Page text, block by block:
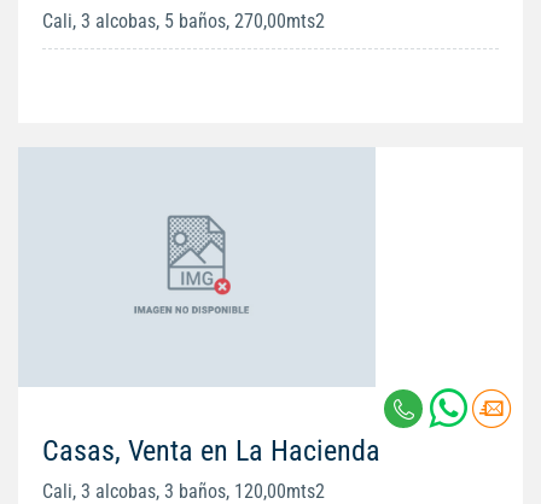
Cali, 3 alcobas, 5 baños, 270,00mts2
Casas, Venta en La Hacienda
Cali, 3 alcobas, 3 baños, 120,00mts2